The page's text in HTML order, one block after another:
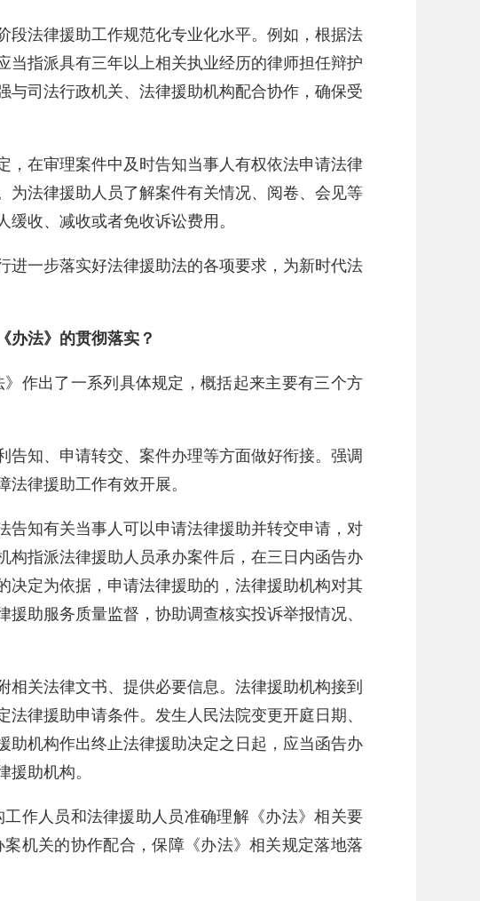
段法律援助工作规范化专业化水平。例如，根据法
指派具有三年以上相关执业经历的律师担任辩护
与司法行政机关、法律援助机构配合协作，确保受
，在审理案件中及时告知当事人有权依法申请法律
为法律援助人员了解案件有关情况、阅卷、会见等
收、减收或者免收诉讼费用。
进一步落实好法律援助法的各项要求，为新时代法
办法》的贯彻落实？
作出了一系列具体规定，概括起来主要有三个方
知、申请转交、案件办理等方面做好衔接。强调
律援助工作有效开展。
告知有关当事人可以申请法律援助并转交申请，对
构指派法律援助人员承办案件后，在三日内函告办
决定为依据，申请法律援助的，法律援助机构对其
助服务质量监督，协助调查核实投诉举报情况、
关法律文书、提供必要信息。法律援助机构接到
律援助申请条件。发生人民法院变更开庭日期、
助机构作出终止法律援助决定之日起，应当函告办
助机构。
作人员和法律援助人员准确理解《办法》相关要
机关的协作配合，保障《办法》相关规定落地落